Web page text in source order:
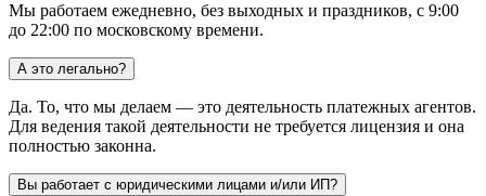
Мы работаем ежедневно, без выходных и праздников, с 9:00
до 22:00 по московскому времени.
А это легально?
Да. То, что мы делаем — это деятельность платежных агентов.
Для ведения такой деятельности не требуется лицензия и она
полностью законна.
Вы работает с юридическими лицами и/или ИП?